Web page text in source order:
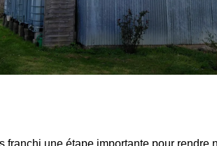
franchi une étape importante pour rendre